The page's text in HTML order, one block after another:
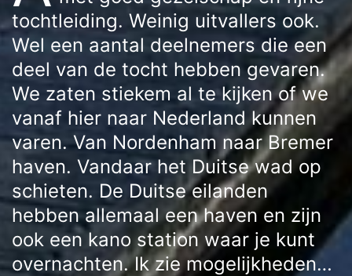
tochtleiding. Weinig uitvallers ook.
Wel een aantal deelnemers die een
deel van de tocht hebben gevaren.
We zaten stiekem al te kijken of we
vanaf hier naar Nederland kunnen
varen. Van Nordenham naar Bremer
haven. Vandaar het Duitse wad op
schieten. De Duitse eilanden
hebben allemaal een haven en zijn
ook een kano station waar je kunt
overnachten. Ik zie mogelijkheden…